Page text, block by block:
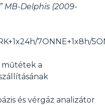
MB-Delphis (2009-
7ONNE+1x8h/
műtétek a
és vérgáz analizátor